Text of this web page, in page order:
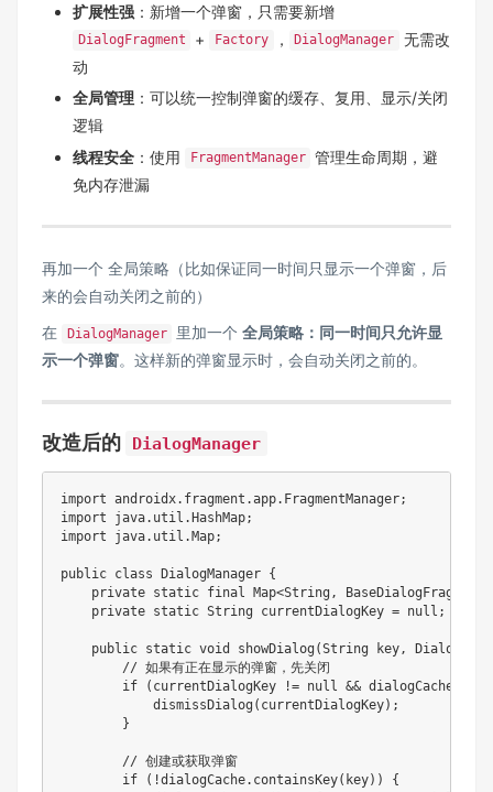
扩展性强 ：新增一个弹窗，只需要新增
DialogFragment + Factory ， DialogManager
无需改
动
全局管理 ：可以统一控制弹窗的缓存、复用、显示/关闭
逻辑
线程安全 ：使用 FragmentManager 管理生命周期，避
免内存泄漏
再加一个 全局策略（比如保证同一时间只显示一个弹窗，后
来的会自动关闭之前的）
在
DialogManager 里加一个全局策略：同一时间只允许显
示一个弹窗。这样新的弹窗显示时，会自动关闭之前的。
改造后的 DialogManager
import androidx. fragment .app. FragmentManager;
import
java. util .HashMap;
import
java. util .Map;
public class DialogManager {
private static final Map<String , BaseDialogFragment
private static String currentDialogKey = null ;
public static void showDialog (String key ,
// 如果有正在显示的弹窗，先关闭
if
( currentDialogKey != null && dialogCache
dismissDialog ( currentDialogKey) ;
}
// 创建或获取弹窗
if
( !dialogCache. containsKey( key) )
{